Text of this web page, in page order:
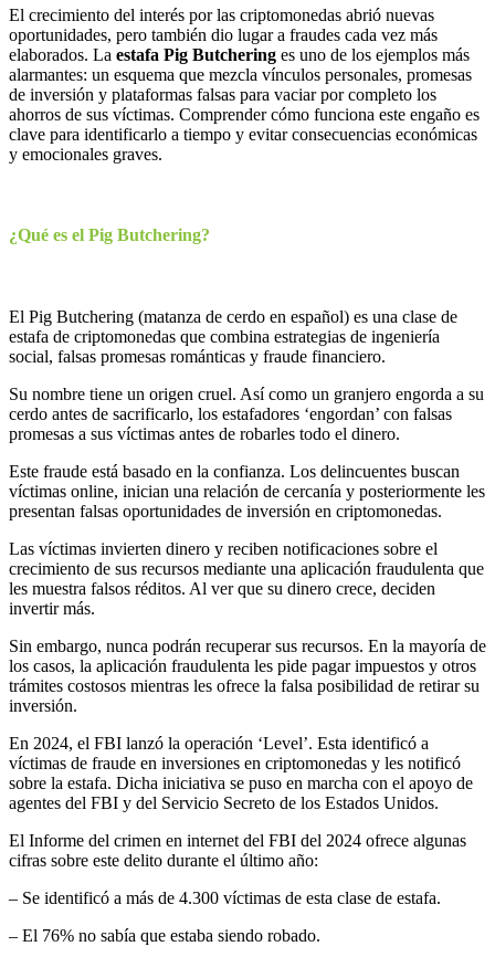
El crecimiento del interés por las criptomonedas abrió nuevas
oportunidades, pero también dio lugar a fraudes cada vez más
elaborados. La estafa Pig Butchering es uno de los ejemplos más
alarmantes: un esquema que mezcla vínculos personales, promesas
de inversión y plataformas falsas para vaciar por completo los
ahorros de sus víctimas. Comprender cómo funciona este engaño es
clave para identificarlo a tiempo y evitar consecuencias económicas
y emocionales graves.
¿Qué es el Pig Butchering?
El Pig Butchering (matanza de cerdo en español) es una clase de
estafa de criptomonedas que combina estrategias de ingeniería
social, falsas promesas románticas y fraude financiero.
Su nombre tiene un origen cruel. Así como un granjero engorda a su
cerdo antes de sacrificarlo, los estafadores ‘engordan’ con falsas
promesas a sus víctimas antes de robarles todo el dinero.
Este fraude está basado en la confianza. Los delincuentes buscan
víctimas online, inician una relación de cercanía y posteriormente les
presentan falsas oportunidades de inversión en criptomonedas.
Las víctimas invierten dinero y reciben notificaciones sobre el
crecimiento de sus recursos mediante una aplicación fraudulenta que
les muestra falsos réditos. Al ver que su dinero crece, deciden
invertir más.
Sin embargo, nunca podrán recuperar sus recursos. En la mayoría de
los casos, la aplicación fraudulenta les pide pagar impuestos y otros
trámites costosos mientras les ofrece la falsa posibilidad de retirar su
inversión.
En 2024, el FBI lanzó la operación ‘Level’. Esta identificó a
víctimas de fraude en inversiones en criptomonedas y les notificó
sobre la estafa. Dicha iniciativa se puso en marcha con el apoyo de
agentes del FBI y del Servicio Secreto de los Estados Unidos.
El Informe del crimen en internet del FBI del 2024 ofrece algunas
cifras sobre este delito durante el último año:
– Se identificó a más de 4.300 víctimas de esta clase de estafa.
– El 76% no sabía que estaba siendo robado.